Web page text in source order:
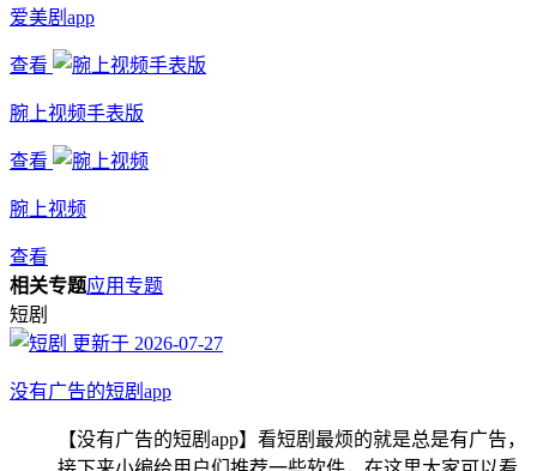
爱美剧app
查看
腕上视频手表版
查看
腕上视频
查看
相关专题应用专题
短剧
更新于 2026-07-27
没有广告的短剧app
【没有广告的短剧app】看短剧最烦的就是总是有广告，